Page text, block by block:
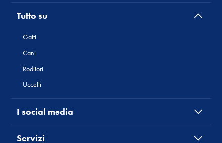
Tutto su
Gatti
Cani
Roditori
Uccelli
I social media
Servizi